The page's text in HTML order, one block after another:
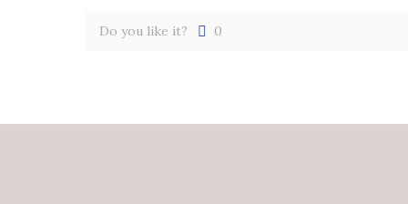
Do you like it? 0